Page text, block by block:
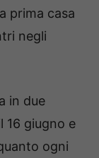
prima casa
negli
in due
16 giugno e
ogni